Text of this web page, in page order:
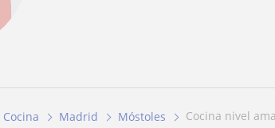
Cocina Madrid Móstoles cocina nivel